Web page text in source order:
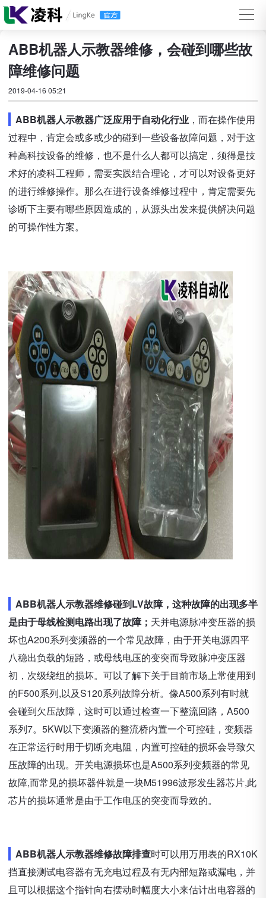
ABB机器人示教器维修，会碰到哪些故
障维修问题
2019-04-16 05:21
ABB机器人示教器广泛应用于自动化行业 ，而在操作使用
过程中，肯定会或多或少的碰到一些设备故障问题，对于这
种高科技设备的维修，也不是什么人都可以搞定，须得是技
术好的凌科工程师，需要实践结合理论，才可以对设备更好
的进行维修操作。那么在进行设备维修过程中，肯定需要先
诊断下主要有哪些原因造成的，从源头出发来提供解决问题
的可操作性方案。
ABB机器人示教器维修碰到LV故障，这种故障的出现多半
是由于母线检测电路出现了故障； 天并电源脉冲变压器的损
坏也A200系列变频器的一个常见故障，由于开关电源四平
八稳出负载的短路，或母线电压的变突而导致脉冲变压器
初，次级绕组的损坏。可以了解下关于目前市场上常使用到
的F500系列,以及S120系列故障分析。像A500系列有时就
会碰到欠压故障，这时可以通过检查一下整流回路，A500
系列7。5KW以下变频器的整流桥内置一个可控硅，变频器
在正常运行时用于切断充电阻，内置可控硅的损坏会导致欠
压故障的出现。开关电源损坏也是A500系列变频器的常见
故障,而常见的损坏器件就是一块M51996波形发生器芯片,此
芯片的损坏通常是由于工作电压的突变而导致的。
ABB机器人示教器维修故障排查时可以用万用表的RX10K
挡直接测试电容器有无充电过程及有无内部短路或漏电，并
且可以根据这个指针向右摆动时幅度大小来估计出电容器的